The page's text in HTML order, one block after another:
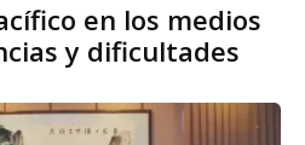
en los medios
y dificultades